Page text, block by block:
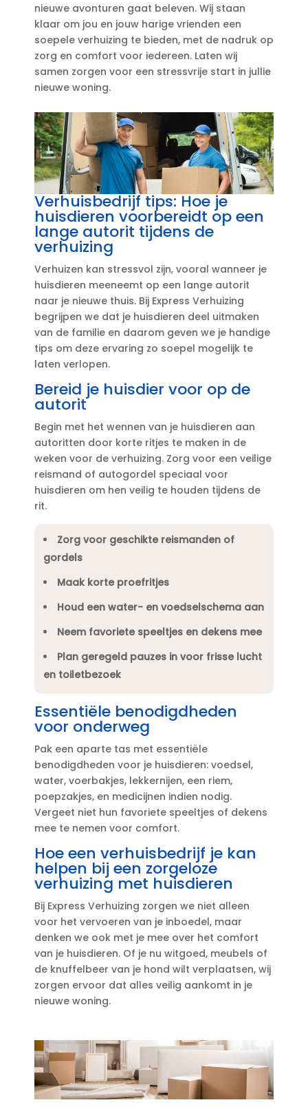
nieuwe avonturen gaat beleven.​ Wij staan
klaar om jou en jouw harige vrienden een
soepele verhuizing te bieden, met de nadruk op
zorg en comfort voor iedereen.​ Laten wij
samen zorgen voor een stressvrije start in jullie
nieuwe woning.​
Verhuisbedrijf tips: Hoe je
huisdieren voorbereidt op een
lange autorit tijdens de
verhuizing
Verhuizen kan stressvol zijn, vooral wanneer je
huisdieren meeneemt op een lange autorit
naar je nieuwe thuis.​ Bij Express Verhuizing
begrijpen we dat je huisdieren deel uitmaken
van de familie en daarom geven we je handige
tips om deze ervaring zo soepel mogelijk te
laten verlopen.​
Bereid je huisdier voor op de
autorit
Begin met het wennen van je huisdieren aan
autoritten door korte ritjes te maken in de
weken voor de verhuizing.​ Zorg voor een veilige
reismand of autogordel speciaal voor
huisdieren om hen veilig te houden tijdens de
rit.​
Zorg voor geschikte reismanden of
gordels
Maak korte proefritjes
Houd een water- en voedselschema aan
Neem favoriete speeltjes en dekens mee
Plan geregeld pauzes in voor frisse lucht
en toiletbezoek
Essentiële benodigdheden
voor onderweg
Pak een aparte tas met essentiële
benodigdheden voor je huisdieren: voedsel,
water, voerbakjes, lekkernijen, een riem,
poepzakjes, en medicijnen indien nodig.​
Vergeet niet hun favoriete speeltjes of dekens
mee te nemen voor comfort.​
Hoe een verhuisbedrijf je kan
helpen bij een zorgeloze
verhuizing met huisdieren
Bij Express Verhuizing zorgen we niet alleen
voor het vervoeren van je inboedel, maar
denken we ook met je mee over het comfort
van je huisdieren.​ Of je nu witgoed, meubels of
de knuffelbeer van je hond wilt verplaatsen, wij
zorgen ervoor dat alles veilig aankomt in je
nieuwe woning.​